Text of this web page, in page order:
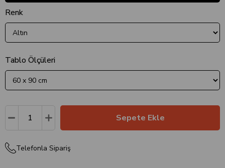
Renk
Tablo Ölçüleri
Telefonla Sipariş